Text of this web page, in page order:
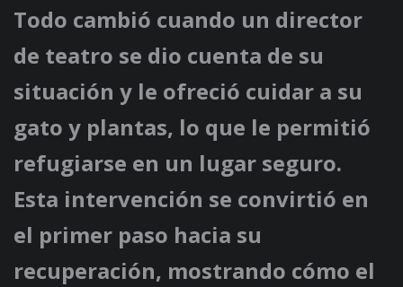
Todo cambió cuando un director
de teatro se dio cuenta de su
situación y le ofreció cuidar a su
gato y plantas, lo que le permitió
refugiarse en un lugar seguro.
Esta intervención se convirtió en
el primer paso hacia su
recuperación, mostrando cómo el